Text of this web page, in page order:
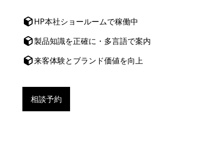
HP本社ショールームで稼働中
製品知識を正確に・多言語で案内
来客体験とブランド価値を向上
相談予約